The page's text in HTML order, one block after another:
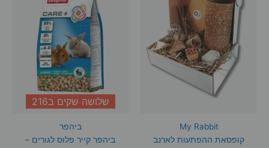
My Rabbit
קופסאת ההפתעות לארנב
שלושה שקים ב216
ביהפר
ביהפר קייר פלוס לגורים –